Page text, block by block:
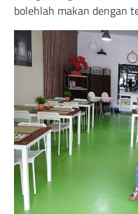
bolehlah makan dengan